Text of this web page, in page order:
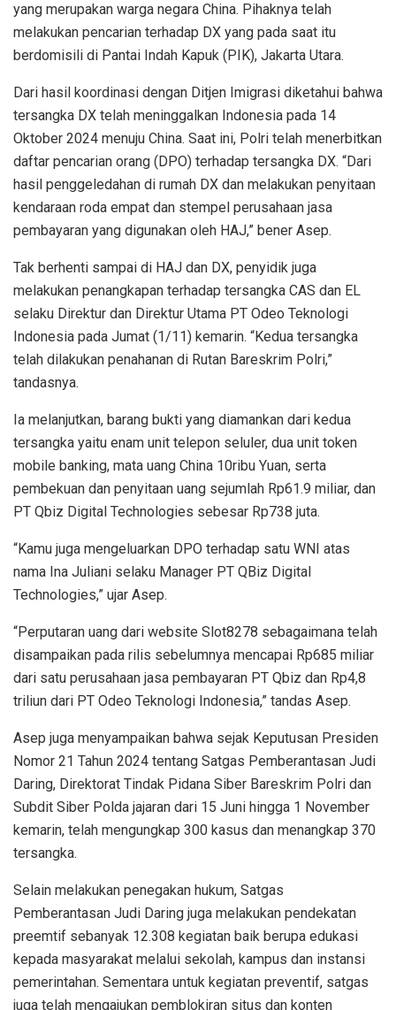
yang merupakan warga negara China. Pihaknya telah
melakukan pencarian terhadap DX yang pada saat itu
berdomisili di Pantai Indah Kapuk (PIK), Jakarta Utara.
Dari hasil koordinasi dengan Ditjen Imigrasi diketahui bahwa
tersangka DX telah meninggalkan Indonesia pada 14
Oktober 2024 menuju China. Saat ini, Polri telah menerbitkan
daftar pencarian orang (DPO) terhadap tersangka DX. “Dari
hasil penggeledahan di rumah DX dan melakukan penyitaan
kendaraan roda empat dan stempel perusahaan jasa
pembayaran yang digunakan oleh HAJ,” bener Asep.
Tak berhenti sampai di HAJ dan DX, penyidik juga
melakukan penangkapan terhadap tersangka CAS dan EL
selaku Direktur dan Direktur Utama PT Odeo Teknologi
Indonesia pada Jumat (1/11) kemarin. “Kedua tersangka
telah dilakukan penahanan di Rutan Bareskrim Polri,”
tandasnya.
Ia melanjutkan, barang bukti yang diamankan dari kedua
tersangka yaitu enam unit telepon seluler, dua unit token
mobile banking, mata uang China 10ribu Yuan, serta
pembekuan dan penyitaan uang sejumlah Rp61.9 miliar, dan
PT Qbiz Digital Technologies sebesar Rp738 juta.
“Kamu juga mengeluarkan DPO terhadap satu WNI atas
nama Ina Juliani selaku Manager PT QBiz Digital
Technologies,” ujar Asep.
“Perputaran uang dari website Slot8278 sebagaimana telah
disampaikan pada rilis sebelumnya mencapai Rp685 miliar
dari satu perusahaan jasa pembayaran PT Qbiz dan Rp4,8
triliun dari PT Odeo Teknologi Indonesia,” tandas Asep.
Asep juga menyampaikan bahwa sejak Keputusan Presiden
Nomor 21 Tahun 2024 tentang Satgas Pemberantasan Judi
Daring, Direktorat Tindak Pidana Siber Bareskrim Polri dan
Subdit Siber Polda jajaran dari 15 Juni hingga 1 November
kemarin, telah mengungkap 300 kasus dan menangkap 370
tersangka.
Selain melakukan penegakan hukum, Satgas
Pemberantasan Judi Daring juga melakukan pendekatan
preemtif sebanyak 12.308 kegiatan baik berupa edukasi
kepada masyarakat melalui sekolah, kampus dan instansi
pemerintahan. Sementara untuk kegiatan preventif, satgas
juga telah mengajukan pemblokiran situs dan konten